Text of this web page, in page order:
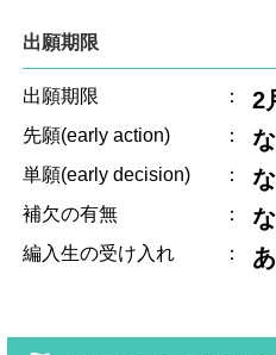
出願期限
出願期限 ： 2
先願(early action) ：
単願(early decision) ：
補欠の有無 ：
編入生の受け入れ ：